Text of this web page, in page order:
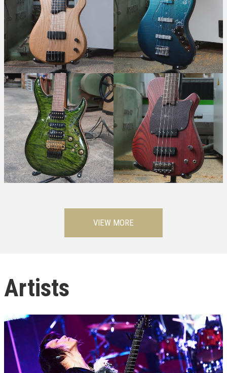
VIEW MORE
Artists